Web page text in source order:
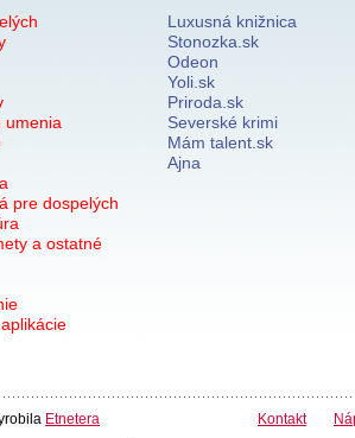
umenia
pre dospelých
a ostatné
Luxusná knižnica
Stonozka.sk
Odeon
Yoli.sk
Priroda.sk
Severské krimi
Mám talent.sk
Ajna
Etnetera Kontakt